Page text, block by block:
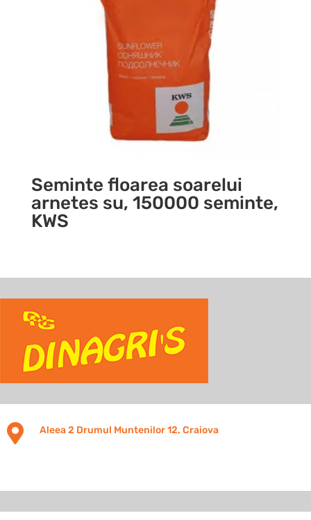
Seminte floarea soarelui
arnetes su, 150000 seminte,
KWS
 Aleea 2 Drumul Muntenilor 12, Craiova